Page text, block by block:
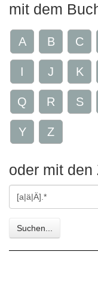
mit dem
A B C
I J K
Q R S
Y Z
oder mit den
Gesuchte
Zeichen
Suchen...